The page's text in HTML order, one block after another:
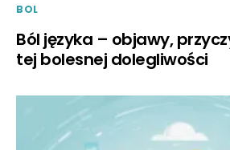
BOL
Ból języka – objawy,
tej bolesnej dolegliwości